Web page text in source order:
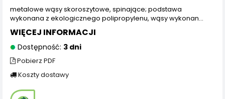
metalowe wąsy skoroszytowe, spinające; podstawa
wykonana z ekologicznego polipropylenu, wąsy wykonan...
WIĘCEJ INFORMACJI
Dostępność: 3 dni
Pobierz PDF
Koszty dostawy